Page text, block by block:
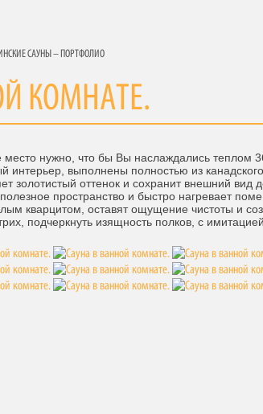
САУНЫ – ПОРТФОЛИО
КОМНАТЕ.
место нужно, что бы Вы наслаждались теплом
интерьер, выполнены полностью из
золотистый оттенок и сохранит внешний
пространство и быстро нагревает
кварцитом, оставят ощущение чистоты и
подчеркнуть изящность полков, с